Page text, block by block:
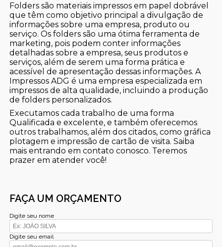
Folders são materiais impressos em papel dobrável
que têm como objetivo principal a divulgação de
informações sobre uma empresa, produto ou
serviço. Os folders são uma ótima ferramenta de
marketing, pois podem conter informações
detalhadas sobre a empresa, seus produtos e
serviços, além de serem uma forma prática e
acessível de apresentação dessas informações. A
Impressos ADG é uma empresa especializada em
impressos de alta qualidade, incluindo a produção
de folders personalizados.
Executamos cada trabalho de uma forma
Qualificada e excelente, e também oferecemos
outros trabalhamos, além dos citados, como gráfica
plotagem e impressão de cartão de visita. Saiba
mais entrando em contato conosco. Teremos
prazer em atender você!
FAÇA UM ORÇAMENTO
Digite seu nome
Digite seu email